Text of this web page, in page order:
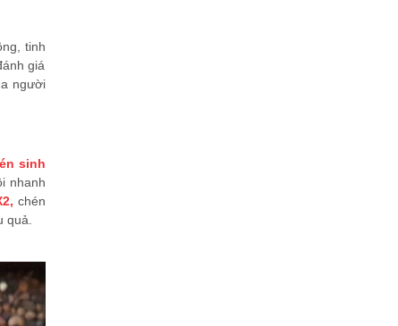
tinh
giá
người
sinh
nhanh
chén
quả.